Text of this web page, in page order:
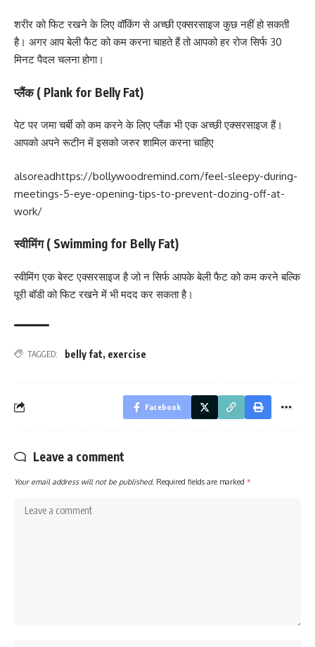
शरीर को फिट रखने के लिए वॉकिंग से अच्छी एक्सरसाइज कुछ नहीं हो सकती
है। अगर आप बेली फैट को कम करना चाहते हैं तो आपको हर रोज सिर्फ 30
मिनट पैदल चलना होगा।
प्लैंक ( Plank for Belly Fat)
पेट पर जमा चर्बी को कम करने के लिए प्लैंक भी एक अच्छी एक्सरसाइज हैं।
आपको अपने रूटीन में इसको जरुर शामिल करना चाहिए
alsoreadhttps://bollywoodremind.com/feel-sleepy-during-
meetings-5-eye-opening-tips-to-prevent-dozing-off-at-
work/
स्वीमिंग ( Swimming for Belly Fat)
स्वीमिंग एक बेस्ट एक्सरसाइज है जो न सिर्फ आपके बेली फैट को कम करने बल्कि
पूरी बॉडी को फिट रखने में भी मदद कर सकता है।
TAGGED: belly fat, exercise
Facebook
Leave a comment
Your email address will not be published. Required fields are marked *